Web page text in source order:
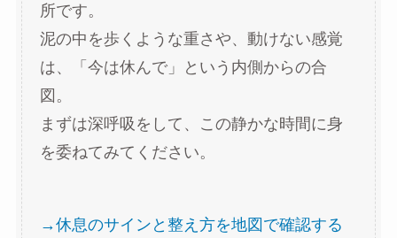
所です。
泥の中を歩くような重さや、動けない感覚
は、「今は休んで」という内側からの合
図。
まずは深呼吸をして、この静かな時間に身
を委ねてみてください。
→休息のサインと整え方を地図で確認する